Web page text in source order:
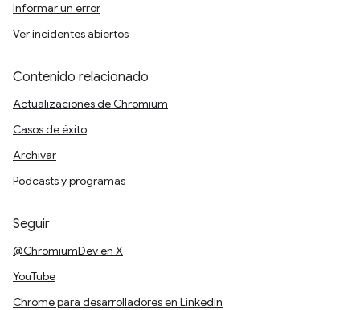
Informar un error
Ver incidentes abiertos
Contenido relacionado
Actualizaciones de Chromium
Casos de éxito
Archivar
Podcasts y programas
Seguir
@ChromiumDev en X
YouTube
Chrome para desarrolladores en LinkedIn